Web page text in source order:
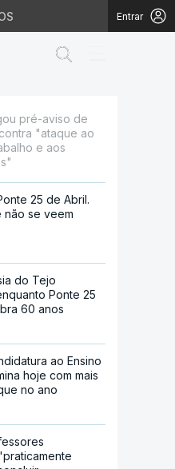
Entrar
ao
pré-aviso de
"ataque ao
e aos
25 de Abril.
não se veem
do Tejo
Ponte 25
60 anos
ao Ensino
hoje com mais
no ano